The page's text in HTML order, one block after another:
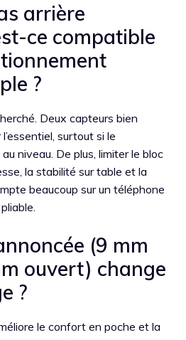
arrière
ce compatible
?
Deux capteurs bien
surtout si le
niveau. De plus, limiter le bloc
la stabilité sur table et la
beaucoup sur un téléphone
(9 mm
ouvert) change
?
le confort en poche et la